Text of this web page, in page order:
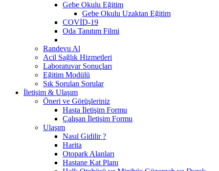
Gebe Okulu Eğitim
Gebe Okulu Uzaktan Eğitim
COVİD-19
Oda Tanıtım Filmi
Randevu Al
Acil Sağlık Hizmetleri
Laboratuvar Sonuçları
Eğitim Modülü
Sık Sorulan Sorular
İletişim & Ulaşım
Öneri ve Görüşleriniz
Hasta İletişim Formu
Çalışan İletişim Formu
Ulaşım
Nasıl Gidilir ?
Harita
Otopark Alanları
Hastane Kat Planı